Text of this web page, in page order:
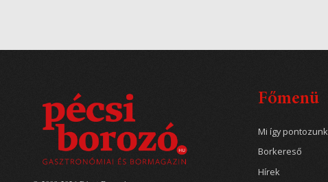
Főmenü
Mi így pontozunk
Borkereső
Hírek